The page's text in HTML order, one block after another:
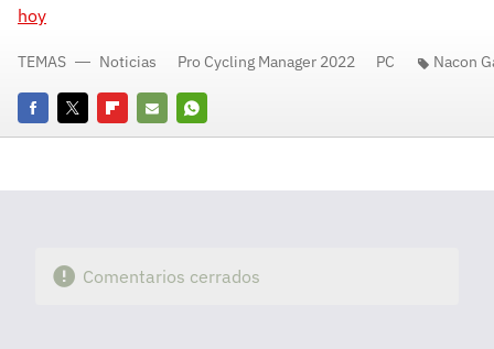
hoy
FacebookTwitterFlipboard
E-
Whatsapp
TEMAS Noticias Pro Cycling Manager 2022 PC Nacon
Comentarios cerrados